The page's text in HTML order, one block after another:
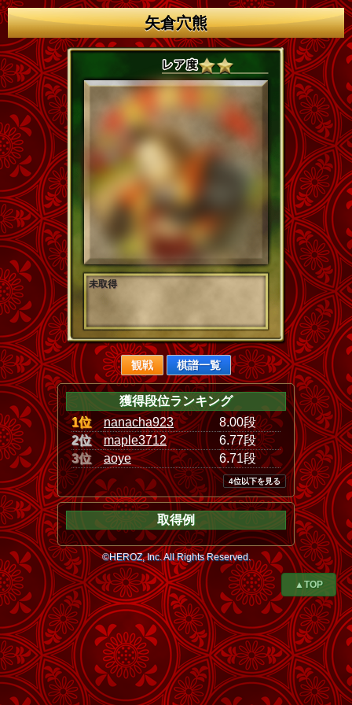
矢倉穴熊
未取得
観戦 棋譜一覧
獲得段位ランキング
1位
nanacha923
8.00段
2位
maple3712
6.77段
3位
aoye 6.71段
4位以下を見る
取得例
©HEROZ, Inc. All Rights Reserved.
▲TOP